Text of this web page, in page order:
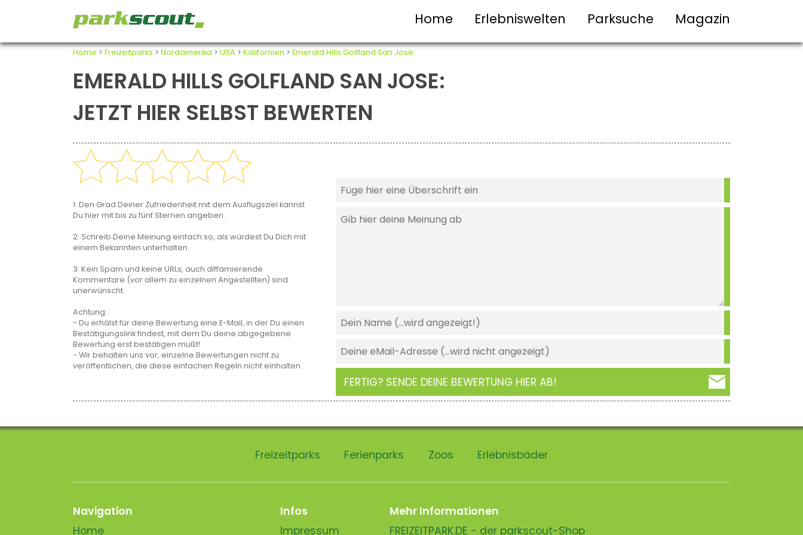
Home Erlebniswelten Parksuche Magazin
Home > Freizeitparks > Nordamerika > USA > Kalifornien > Emerald Hills Golfland San Jose
EMERALD HILLS GOLFLAND SAN JOSE:
JETZT HIER SELBST BEWERTEN
1. Den Grad Deiner Zufriedenheit mit dem Ausflugsziel kannst
Du hier mit bis zu fünf Sternen angeben.
2. Schreib Deine Meinung einfach so, als würdest Du Dich mit
einem Bekannten unterhalten.
3. Kein Spam und keine URLs, auch diffamierende
Kommentare (vor allem zu einzelnen Angestellten) sind
unerwünscht.
Achtung:
- Du erhälst für deine Bewertung eine E-Mail, in der Du einen
Bestätigungslink findest, mit dem Du deine abgegebene
Bewertung erst bestätigen mußt!
- Wir behalten uns vor, einzelne Bewertungen nicht zu
veröffentlichen, die diese einfachen Regeln nicht einhalten.
FERTIG? SENDE DEINE BEWERTUNG HIER AB!
Freizeitparks Ferienparks Zoos Erlebnisbäder
Navigation
Home
Infos
Impressum
Mehr Informationen
FREIZEITPARK.DE - der parkscout-Shop